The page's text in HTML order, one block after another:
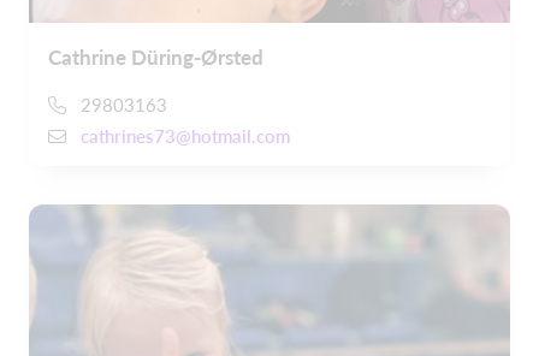
Cathrine Düring-Ørsted
29803163
cathrines73@hotmail.com